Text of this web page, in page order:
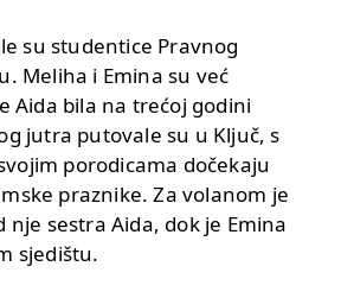
su studentice Pravnog
Meliha i Emina su već
Aida bila na trećoj godini
jutra putovale su u Ključ, s
porodicama dočekaju
praznike. Za volanom je
nje sestra Aida, dok je Emina
sjedištu.